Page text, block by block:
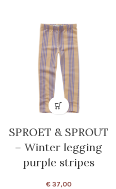
SPROET & SPROUT
– Winter legging
purple stripes
€37,00